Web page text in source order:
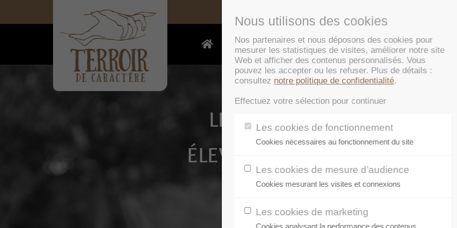
Un collectif d'éleveurs Le manifeste Le Label
LE CANARD DU SUD-
ÉLEVÉ COMME UN GRAND
Nous utilisons des cookies
Nos partenaires et nous déposons des cookies pour
mesurer les statistiques de visites, améliorer notre site
Web et afficher des contenus personnalisés. Vous
pouvez les accepter ou les refuser. Plus de détails :
consultez notre politique de confidentialité.
Effectuez votre sélection pour continuer
Les cookies de fonctionnement
Cookies nécessaires au fonctionnement du site
Les cookies de mesure d’audience
Cookies mesurant les visites et connexions
Les cookies de marketing
Cookies analysant la performance des contenus